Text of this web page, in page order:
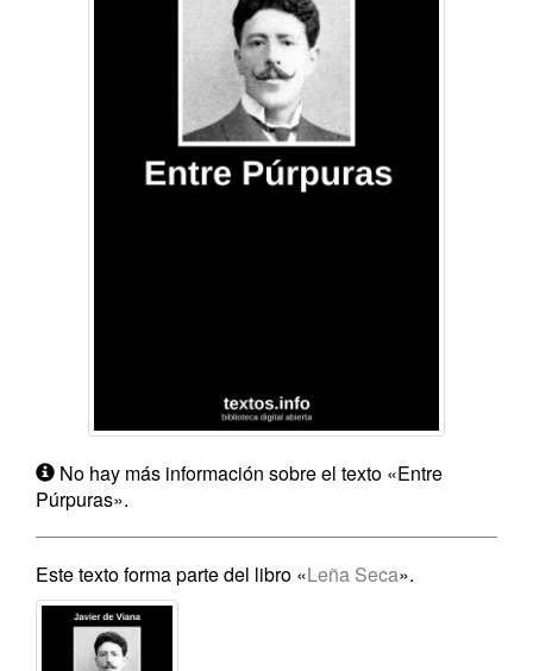
No hay más información sobre el texto «Entre
Púrpuras».
Este texto forma parte del libro «Leña Seca».